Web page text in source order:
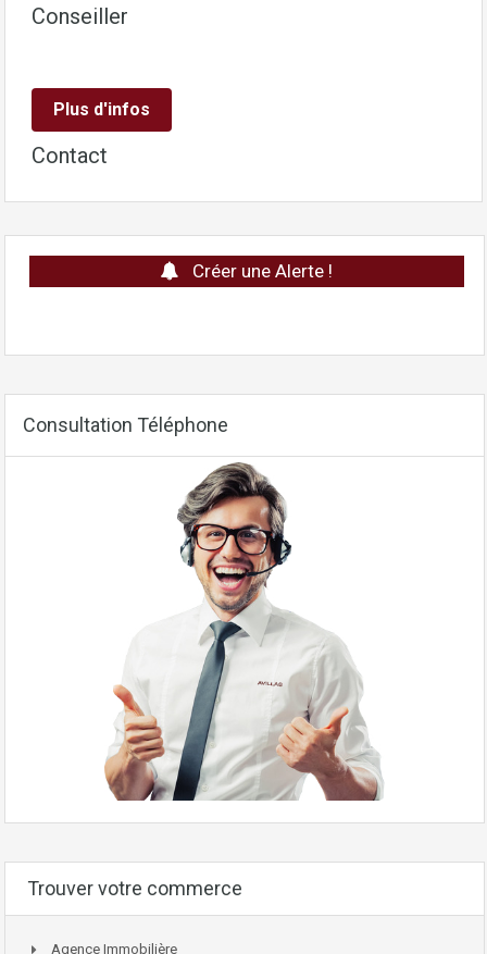
Conseiller
Plus d'infos
Contact
Créer une Alerte !
Consultation Téléphone
Trouver votre commerce
Agence Immobilière